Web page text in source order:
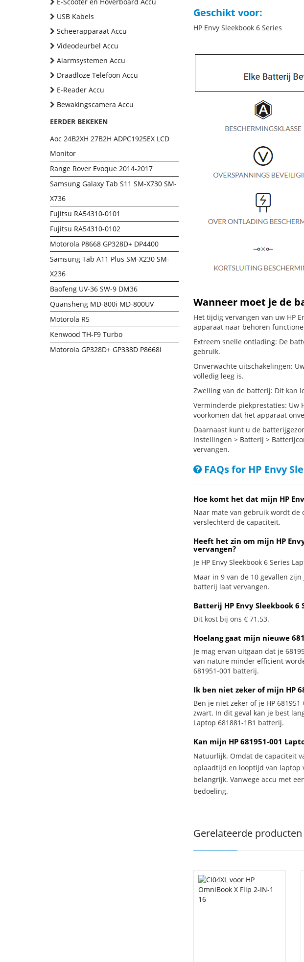
USB Kabels
Scheerapparaat Accu
Videodeurbel Accu
Alarmsystemen Accu
Draadloze Telefoon Accu
E-Reader Accu
Bewakingscamera Accu
EERDER BEKEKEN
Aoc 24B2XH 27B2H ADPC1925EX LCD
Monitor
Range Rover Evoque 2014-2017
Samsung Galaxy Tab S11 SM-X730 SM-
X736
Fujitsu RA54310-0101
Fujitsu RA54310-0102
Motorola P8668 GP328D+ DP4400
Samsung Tab A11 Plus SM-X230 SM-
X236
Baofeng UV-36 SW-9 DM36
Quansheng MD-800i MD-800UV
Motorola R5
Kenwood TH-F9 Turbo
Motorola GP328D+ GP338D P8668i
Geschikt voor:
HP Envy Sleekbook 6 Series
Wanneer moet je de
Het tijdig vervangen van uw HP
apparaat naar behoren
Extreem snelle ontlading: De
gebruik.
Onverwachte uitschakelingen:
volledig leeg is.
Zwelling van de batterij: Dit kan
Verminderde piekprestaties: Uw
voorkomen dat het apparaat
Daarnaast kunt u de
Instellingen > Batterij >
vervangen.
FAQs for HP Envy
Hoe komt het dat mijn HP
Naar mate van gebruik wordt
verslechterd de capaciteit.
Heeft het zin om mijn HP
vervangen?
Je HP Envy Sleekbook 6 Series
Maar in 9 van de 10 gevallen zijn
batterij laat vervangen.
Batterij HP Envy Sleekbook 6
Dit kost bij ons € 71.53.
Hoelang gaat mijn nieuwe
Je mag ervan uitgaan dat je
van nature minder efficiënt
681951-001 batterij.
Ik ben niet zeker of mijn HP
Ben je niet zeker of je HP
zwart. In dit geval kan je best
Laptop 681881-1B1 batterij.
Kan mijn HP 681951-001
Natuurlijk. Omdat de capaciteit
oplaadtijd en looptijd van laptop
belangrijk. Vanwege accu met
bedoeling.
Gerelateerde producten